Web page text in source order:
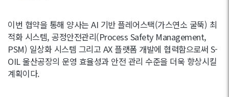
이번 협약을 통해 양사는 AI 기반 플레어스택(가스연소 굴뚝) 최
적화 시스템, 공정안전관리(Process Safety Management,
PSM) 일상화 시스템 그리고 AX 플랫폼 개발에 협력함으로써 S-
OIL 울산공장의 운영 효율성과 안전 관리 수준을 더욱 향상시킬
계획이다.